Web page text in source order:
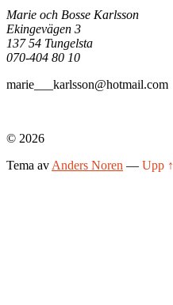
Marie och Bosse Karlsson
Ekingevägen 3
137 54 Tungelsta
070-404 80 10
marie___karlsson@hotmail.com
© 2026
Tema av Anders Noren — Upp ↑